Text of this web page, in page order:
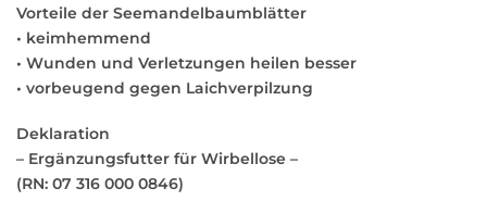
Vorteile der Seemandelbaumblätter
• keimhemmend
• Wunden und Verletzungen heilen besser
• vorbeugend gegen Laichverpilzung
Deklaration
– Ergänzungsfutter für Wirbellose –
(RN: 07 316 000 0846)